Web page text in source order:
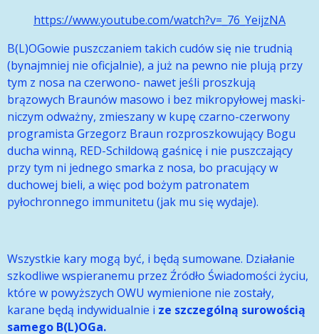
https://www.youtube.com/watch?v=_76_YeijzNA
B(L)OGowie puszczaniem takich cudów się nie trudnią
(bynajmniej nie oficjalnie), a już na pewno nie plują przy
tym z nosa na czerwono- nawet jeśli proszkują
brązowych Braunów masowo i bez mikropyłowej maski-
niczym odważny, zmieszany w kupę czarno-czerwony
programista Grzegorz Braun rozproszkowujący Bogu
ducha winną, RED-Schildową gaśnicę i nie puszczający
przy tym ni jednego smarka z nosa, bo pracujący w
duchowej bieli, a więc pod bożym patronatem
pyłochronnego immunitetu (jak mu się wydaje).
Wszystkie kary mogą być, i będą sumowane. Działanie
szkodliwe wspieranemu przez Źródło Świadomości życiu,
które w powyższych OWU wymienione nie zostały,
karane będą indywidualnie i ze szczególną surowością
samego B(L)OGa.